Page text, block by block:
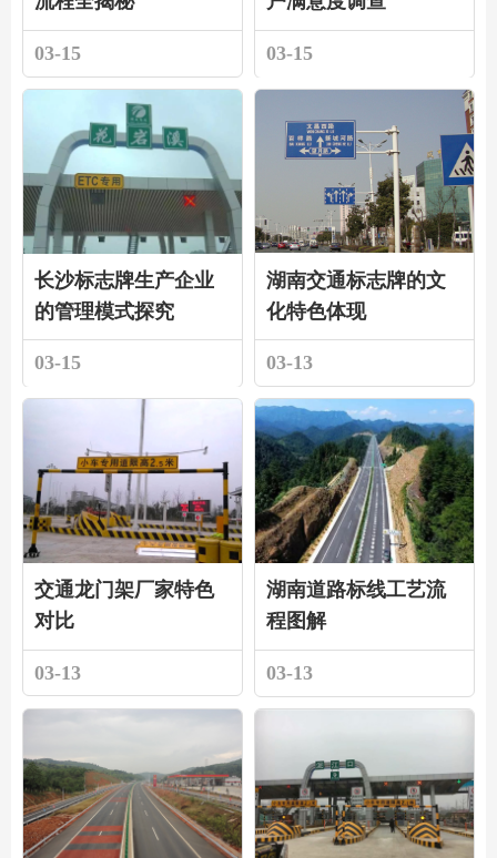
03-15 03-15
长沙标志牌生产企业
的管理模式探究
03-15
湖南交通标志牌的文
化特色体现
03-13
交通龙门架厂家特色
对比
03-13
湖南道路标线工艺流
程图解
03-13